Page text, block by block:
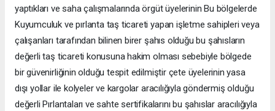
yaptıkları ve saha çalışmalarında örgüt üyelerinin Bu bölgelerde
Kuyumculuk ve pırlanta taş ticareti yapan işletme sahipleri veya
çalışanları tarafından bilinen birer şahıs olduğu bu şahısların
değerli taş ticareti konusuna hakim olması sebebiyle bölgede
bir güvenirliğinin olduğu tespit edilmiştir çete üyelerinin yasa
dışı yollar ile kolyeler ve kargolar aracılığıyla göndermiş olduğu
değerli Pırlantaları ve sahte sertifikalarını bu şahıslar aracılığıyla